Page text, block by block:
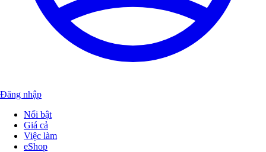
Đăng nhập
Nổi bật
Giá cả
Việc làm
eShop